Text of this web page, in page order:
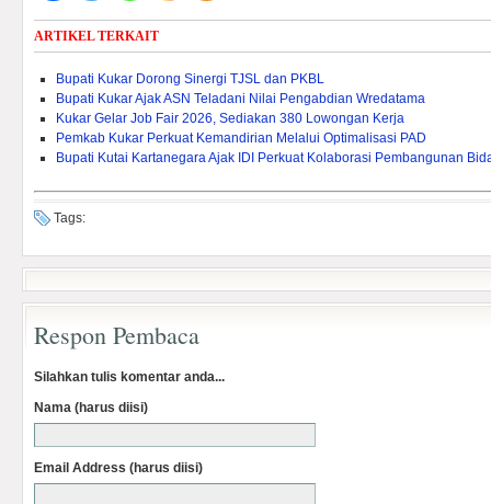
ARTIKEL TERKAIT
Bupati Kukar Dorong Sinergi TJSL dan PKBL
Bupati Kukar Ajak ASN Teladani Nilai Pengabdian Wredatama
Kukar Gelar Job Fair 2026, Sediakan 380 Lowongan Kerja
Pemkab Kukar Perkuat Kemandirian Melalui Optimalisasi PAD ‎
Bupati Kutai Kartanegara Ajak IDI Perkuat Kolaborasi Pembangunan
Tags:
Respon Pembaca
Silahkan tulis komentar anda...
Nama (harus diisi)
Email Address (harus diisi)